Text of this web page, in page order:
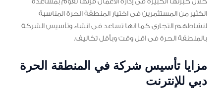
الكثير من المستثمرين فى اختيار المنطقة الحرة المناسبة
لنشاطهم التجارى كما انها تساعد فى انشاء وتأسيس الشركة
بالمنطقة الحرة فى اقل وقت وبأقل تكاليف.
مزايا تأسيس شركة في المنطقة الحرة
دبي للإنترنت